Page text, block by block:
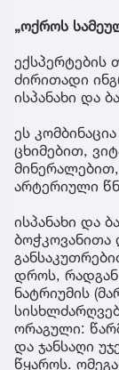
„ოქროს
ექსპერტების
ძირითადი
ისპანახი და
ეს
ცხიმებით,
არტერიული
ისპანახი და
ბოჭკოვანითა
დროს, რადგან
ნატრიუმის
ორაგული:
და ჯანსაღი
წყაროს.